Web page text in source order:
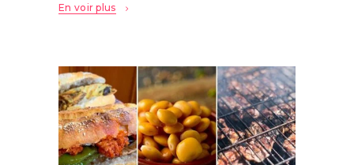
En voir plus